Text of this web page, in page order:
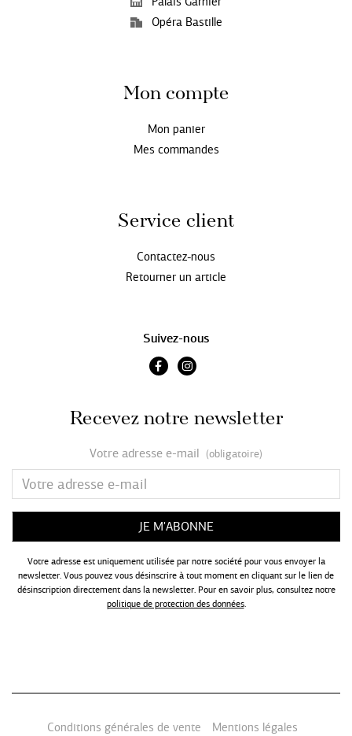
Opéra Bastille
Mon compte
Mon panier
Mes commandes
Service client
Contactez-nous
Retourner un article
Suivez-nous
Recevez notre newsletter
Votre adresse e-mail (obligatoire)
Votre adresse est uniquement utilisée par notre société pour vous envoyer la
newsletter. Vous pouvez vous désinscrire à tout moment en cliquant sur le lien de
désinscription directement dans la newsletter. Pour en savoir plus, consultez notre
politique de protection des données.
Conditions générales de vente Mentions légales